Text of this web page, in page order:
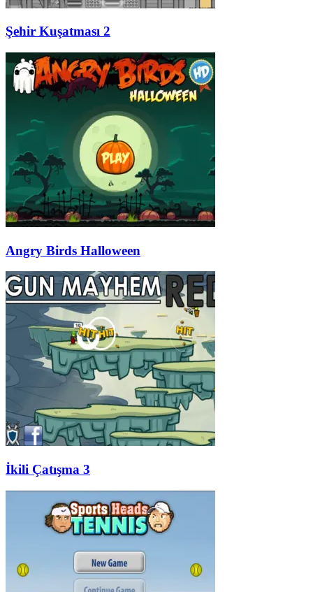
Şehir Kuşatması 2
Angry Birds Halloween
İkili Çatışma 3